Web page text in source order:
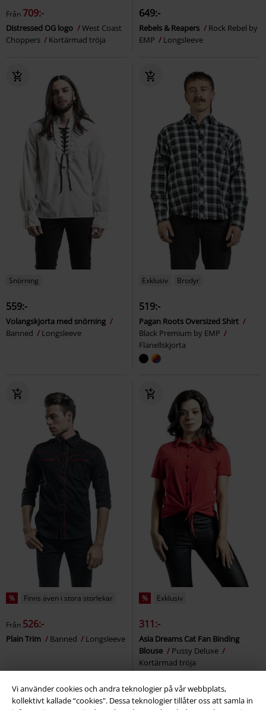
Vi använder cookies och andra teknologier på vår webbplats,
kollektivt kallade “cookies". Dessa teknologier tillåter oss att samla in
Från 709:-
Distressed OG logo
West Coast
Choppers
Kortärmad tröja
649:-
Rebels & Reapers
Rock Rebel by
EMP
Longsleeve
Snörning
559:-
Volangskjorta med snörning
Banned
Longsleeve
Exklusiv Brodyr
519:-
Pagan Roots Oversized Shirt
Black Premium by EMP
Flanellskjorta
% Finns även i stora storlekar
Från 526:-
Plain Trim Banned Longsleeve
% Exklusiv
311:-
Asia Dreams Cat Fan Binding
Blouse
Pussy Deluxe
Kortärmad tröja